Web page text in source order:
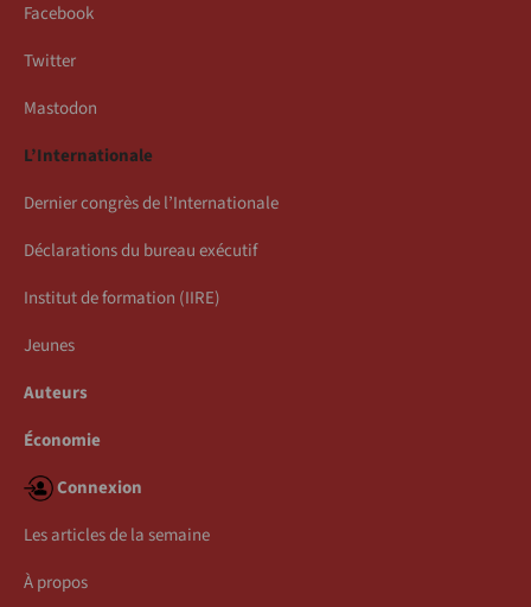
Facebook
Twitter
Mastodon
L’Internationale
Dernier congrès de l’Internationale
Déclarations du bureau exécutif
Institut de formation (IIRE)
Jeunes
Auteurs
Économie
Connexion
Les articles de la semaine
À propos